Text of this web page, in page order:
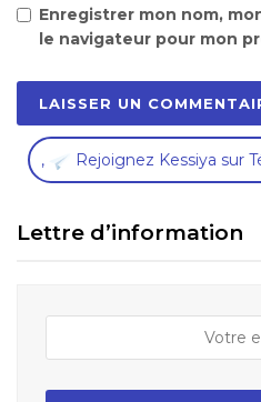
Enregistrer mon nom,
le navigateur pour mon
, Rejoignez Kessiya sur
Lettre d’information